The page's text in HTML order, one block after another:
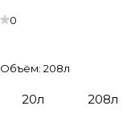
0
Объём: 208л
20л 208л